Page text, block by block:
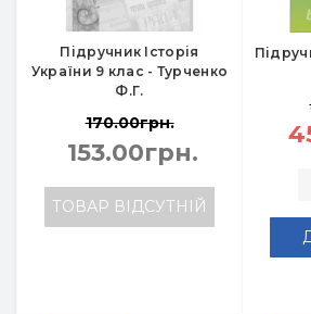
Підручник Історія
України 9 клас - Турченко
Ф.Г.
170.00грн.
153.00грн.
ТОВАР ВІДСУТНІЙ